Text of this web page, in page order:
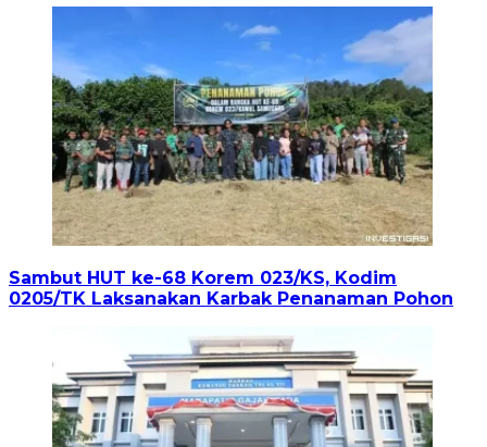
Sambut HUT ke-68 Korem 023/KS, Kodim
0205/TK Laksanakan Karbak Penanaman Pohon